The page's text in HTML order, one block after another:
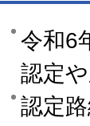
令和6
認定
認定